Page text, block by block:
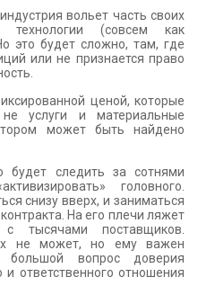
вольет часть своих
(совсем как
это будет сложно, там, где
или не признается право
ценой, которые
услуги и материальные
может быть найдено
будет следить за сотнями
головного.
снизу вверх, и заниматься
На его плечи ляжет
с тысячами поставщиков.
не может, но ему важен
вопрос доверия
ответственного отношения